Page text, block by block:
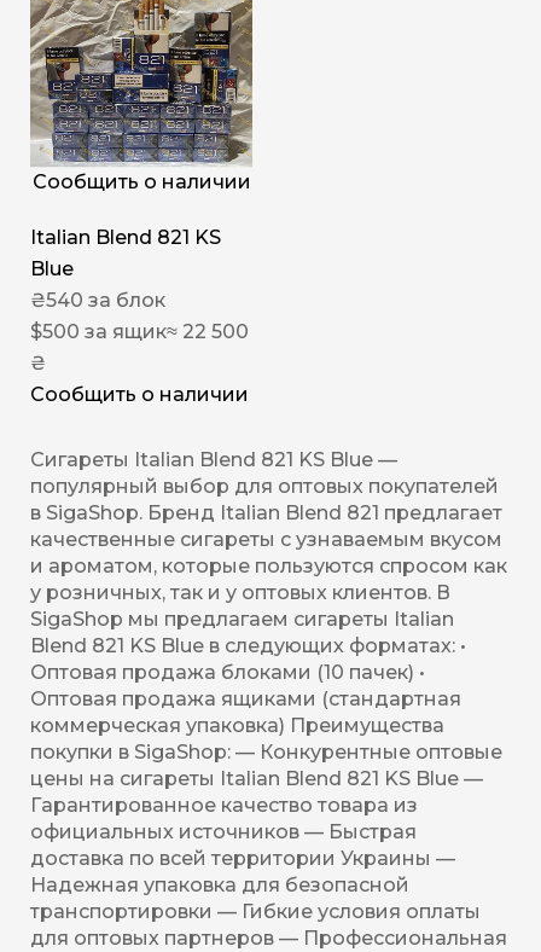
Сообщить о наличии
Italian Blend 821 KS
Blue
₴540 за блок
$500 за ящик≈ 22 500
₴
Сообщить о наличии
Сигареты Italian Blend 821 KS Blue —
популярный выбор для оптовых покупателей
в SigaShop. Бренд Italian Blend 821 предлагает
качественные сигареты с узнаваемым вкусом
и ароматом, которые пользуются спросом как
у розничных, так и у оптовых клиентов. В
SigaShop мы предлагаем сигареты Italian
Blend 821 KS Blue в следующих форматах: •
Оптовая продажа блоками (10 пачек) •
Оптовая продажа ящиками (стандартная
коммерческая упаковка) Преимущества
покупки в SigaShop: — Конкурентные оптовые
цены на сигареты Italian Blend 821 KS Blue —
Гарантированное качество товара из
официальных источников — Быстрая
доставка по всей территории Украины —
Надежная упаковка для безопасной
транспортировки — Гибкие условия оплаты
для оптовых партнеров — Профессиональная